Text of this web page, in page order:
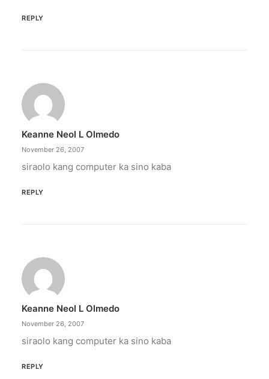
REPLY
Keanne Neol L Olmedo
November 26, 2007
siraolo kang computer ka sino kaba
REPLY
Keanne Neol L Olmedo
November 26, 2007
siraolo kang computer ka sino kaba
REPLY